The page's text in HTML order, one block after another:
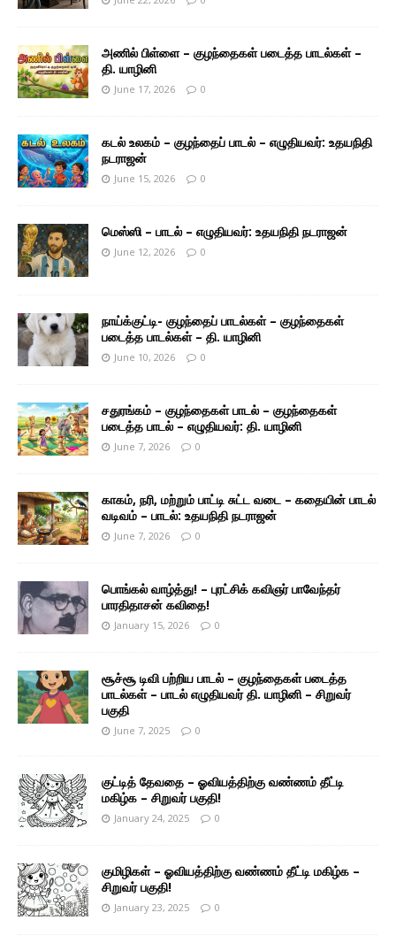
அணில் பிள்ளை – குழந்தைகள் படைத்த பாடல்கள் –
தி. யாழினி
June 17, 2026 0
கடல் உலகம் – குழந்தைப் பாடல் – எழுதியவர்: உதயநிதி
நடராஜன்
June 15, 2026 0
மெஸ்ஸி – பாடல் – எழுதியவர்: உதயநிதி நடராஜன்
June 12, 2026 0
நாய்க்குட்டி- குழந்தைப் பாடல்கள் – குழந்தைகள்
படைத்த பாடல்கள் – தி. யாழினி
June 10, 2026 0
சதுரங்கம் – குழந்தைகள் பாடல் – குழந்தைகள்
படைத்த பாடல் – எழுதியவர்: தி. யாழினி
June 7, 2026 0
காகம், நரி, மற்றும் பாட்டி சுட்ட வடை – கதையின் பாடல்
வடிவம் – பாடல்: உதயநிதி நடராஜன்
June 7, 2026 0
பொங்கல் வாழ்த்து! – புரட்சிக் கவிஞர் பாவேந்தர்
பாரதிதாசன் கவிதை!
January 15, 2026 0
சூச்சூ டிவி பற்றிய பாடல் – குழந்தைகள் படைத்த
பாடல்கள் – பாடல் எழுதியவர் தி. யாழினி – சிறுவர்
பகுதி
June 7, 2025 0
குட்டித் தேவதை – ஓவியத்திற்கு வண்ணம் தீட்டி
மகிழ்க – சிறுவர் பகுதி!
January 24, 2025 0
குமிழிகள் – ஓவியத்திற்கு வண்ணம் தீட்டி மகிழ்க –
சிறுவர் பகுதி!
January 23, 2025 0